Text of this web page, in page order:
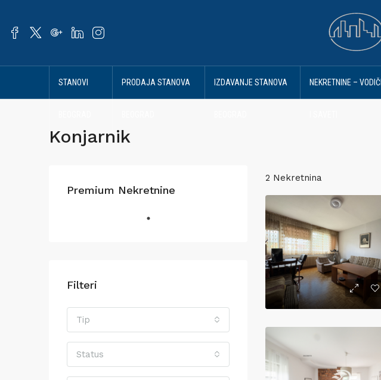
STANOVI PRODAJA STANOVA IZDAVANJE STANOVA NEKRETNINE – VODIČI
Konjarnik
2 Nekretnina
Premium Nekretnine
Filteri
Tip
Status